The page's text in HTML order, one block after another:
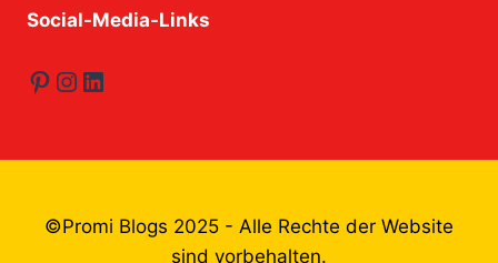
Social-Media-Links
Pinterest
Instagram
LinkedIn
©Promi Blogs 2025 - Alle Rechte der Website
sind vorbehalten.